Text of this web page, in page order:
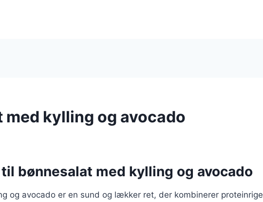
med kylling og avocado
bønnesalat med kylling og avocado
og avocado er en sund og lækker ret, der kombinerer proteinrige